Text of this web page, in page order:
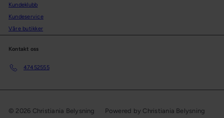
Kundeklubb
Kundeservice
Våre butikker
Kontakt oss
47452555
© 2026 Christiania Belysning Powered by Christiania Belysning